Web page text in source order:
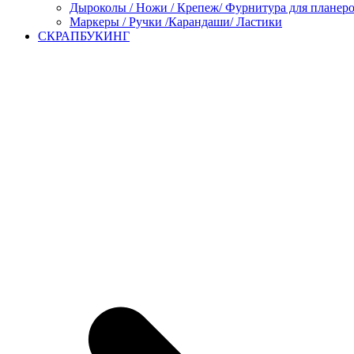
Дыроколы / Ножи / Крепеж/ Фурнитура для
Маркеры / Ручки /Карандаши/ Ластики
СКРАПБУКИНГ